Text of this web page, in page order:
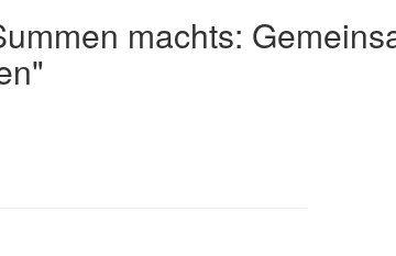
machts: